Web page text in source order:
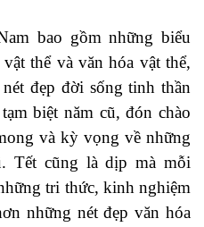
bao gồm những biểu
thể và văn hóa vật thể,
đẹp đời sống tinh thần
biệt năm cũ, đón chào
và kỳ vọng về những
Tết cũng là dịp mà mỗi
tri thức, kinh nghiệm
những nét đẹp văn hóa